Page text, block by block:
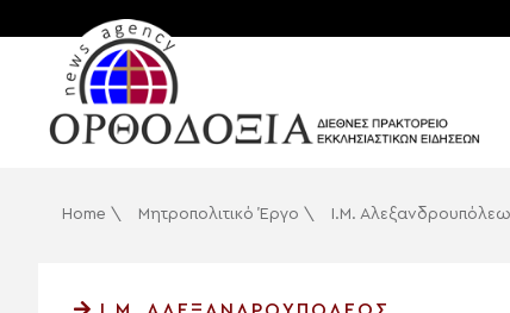
Home \ Μητροπολιτικό Έργο \ Ι.Μ.